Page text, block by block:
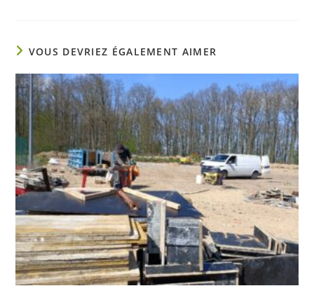
VOUS DEVRIEZ ÉGALEMENT AIMER